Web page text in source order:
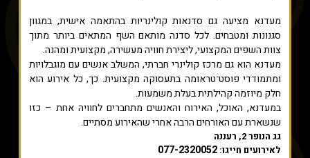
מעדנא מציעה גם סדנאות קולינריות בהתאמה אישית, במגוון
סגנונות ומטבחים. לכל סדנה מותאם השף המתאים ביותר מתוך
צוות השפים המקצועי, ליצירת חוויה מעשירה, מקצועית ומהנה.
מעדנא הוא גם מרכז קולינרי חברתי, המשלב אנשים עם מוגבלויות
ומתמודדי פוסט־טראומה בתעסוקה מקצועית. כך, כל אירוע הוא
חלק מיוזמה קהילתית בעלת משמעות.
במעדנא, האוכל, האירוח והאנשים מתחברים לחוויה אחת – כזו
שנשארת עם האורחים הרבה אחרי שהאירוע מסתיים.
גג הנופר 2, רעננה
לאירועים חייגו: 077-2320052